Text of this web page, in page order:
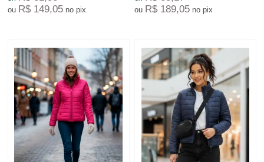
ou R$ 149,05 no pix ou R$ 189,05 no pix